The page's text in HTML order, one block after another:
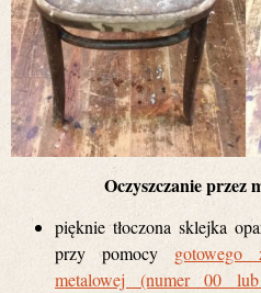
Oczyszczanie przez
pięknie tłoczona sklejka
przy pomocy gotowego
metalowej (numer 00